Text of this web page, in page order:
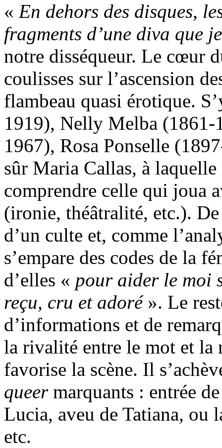
« En dehors des disques,
fragments d’une diva que
notre disséqueur. Le cœur
coulisses sur l’ascension
flambeau quasi érotique.
1919), Nelly Melba
1967), Rosa Ponselle
sûr Maria Callas, à
comprendre celle qui joua
(ironie, théâtralité, etc.).
d’un culte et, comme
s’empare des codes de la
d’elles « pour aider le moi
reçu, cru et adoré». Le
d’informations et de
la rivalité entre le mot et la
favorise la scène. Il
queer marquants : entrée
Lucia, aveu de Tatiana,
etc.